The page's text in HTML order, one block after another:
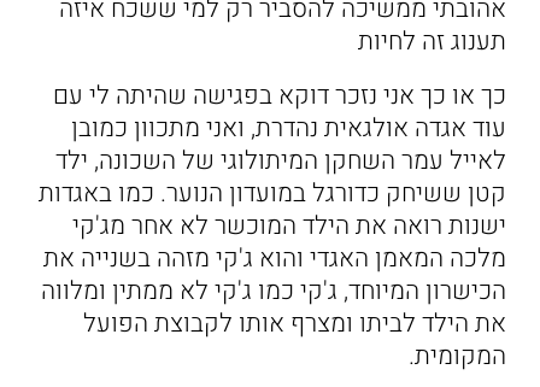
אהובתי ממשיכה להסביר רק למי ששכח איזה
תענוג זה לחיות
כך או כך אני נזכר דוקא בפגישה שהיתה לי עם
עוד אגדה אולגאית נהדרת, ואני מתכוון כמובן
לאייל עמר השחקן המיתולוגי של השכונה, ילד
קטן ששיחק כדורגל במועדון הנוער. כמו באגדות
ישנות רואה את הילד המוכשר לא אחר מג'קי
מלכה המאמן האגדי והוא ג'קי מזהה בשנייה את
הכישרון המיוחד, ג'קי כמו ג'קי לא ממתין ומלווה
את הילד לביתו ומצרף אותו לקבוצת הפועל
המקומית.